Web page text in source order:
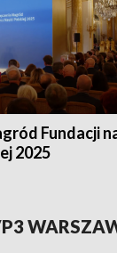
Fundacji
2025